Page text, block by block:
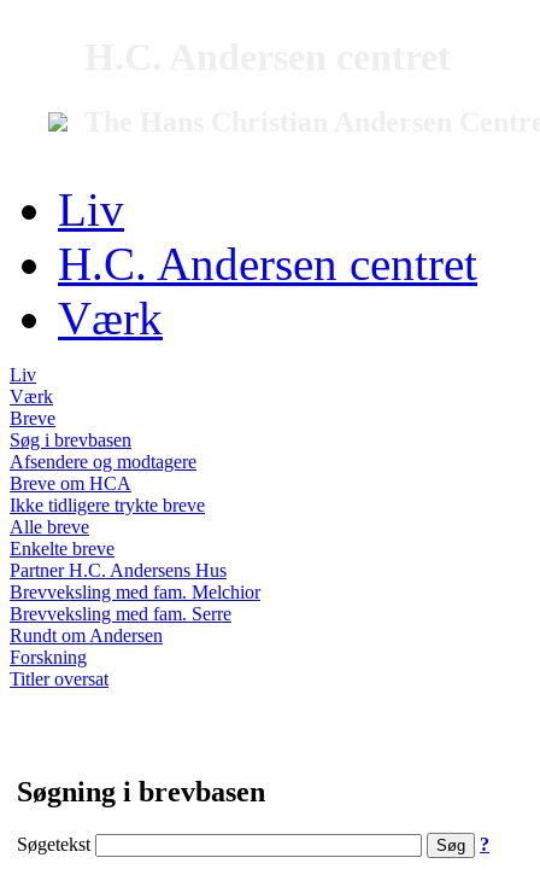
Liv
H.C. Andersen centret
Værk
Liv
Værk
Breve
Søg i brevbasen
Afsendere og modtagere
Breve om HCA
Ikke tidligere trykte breve
Alle breve
Enkelte breve
Partner H.C. Andersens Hus
Brevveksling med fam. Melchior
Brevveksling med fam. Serre
Rundt om Andersen
Forskning
Titler oversat
Søgning i brevbasen
Søgetekst ?